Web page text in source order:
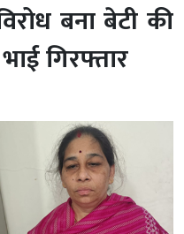
बना बेटी की
गिरफ्तार